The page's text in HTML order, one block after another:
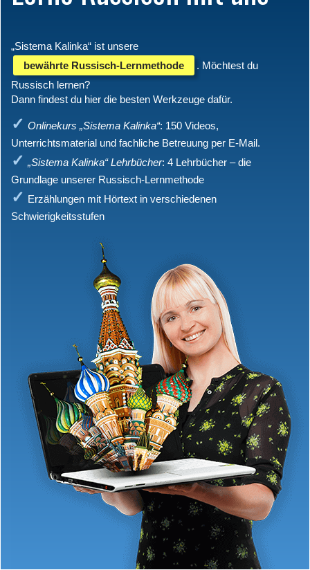
„Sistema Kalinka“ ist unsere
bewährte Russisch-Lernmethode
. Möchtest du
Russisch lernen?
Dann findest du hier die besten Werkzeuge dafür.
Onlinekurs „Sistema Kalinka“: 150 Videos,
Unterrichtsmaterial und fachliche Betreuung per E-Mail.
„Sistema Kalinka“ Lehrbücher: 4 Lehrbücher – die
Grundlage unserer Russisch-Lernmethode
Erzählungen mit Hörtext in verschiedenen
Schwierigkeitsstufen